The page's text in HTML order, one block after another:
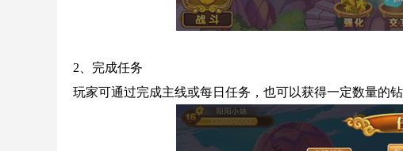
2、完成任务
玩家可通过完成主线或每日任务，也可以获得一定数量的钻